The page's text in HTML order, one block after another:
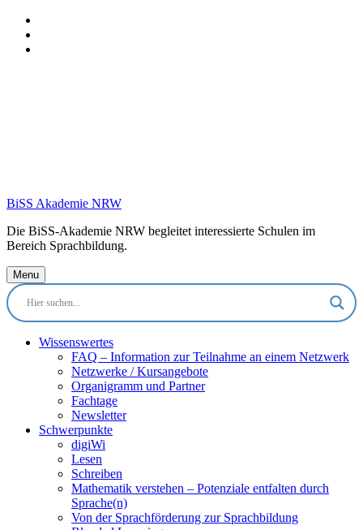
BiSS Akademie NRW
Die BiSS-Akademie NRW begleitet interessierte Schulen im
Bereich Sprachbildung.
Menu
Wissenswertes
FAQ – Information zur Teilnahme an einem Netzwerk
Netzwerke / Kursangebote
Organigramm und Partner
Fachtage
Newsletter
Schwerpunkte
digiWi
Lesen
Schreiben
Mathematik verstehen – Potenziale entfalten durch
Sprache(n)
Von der Sprachförderung zur Sprachbildung